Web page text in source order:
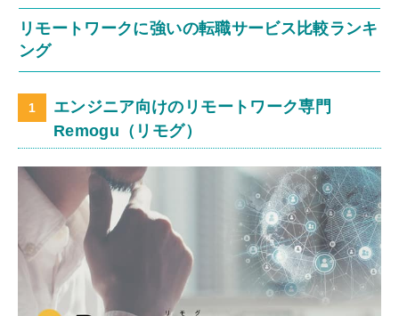
リモートワークに強いの転職サービス比較ランキ
ング
エンジニア向けのリモートワーク専門
Remogu（リモグ）